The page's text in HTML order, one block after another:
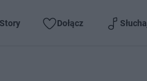
Dołącz